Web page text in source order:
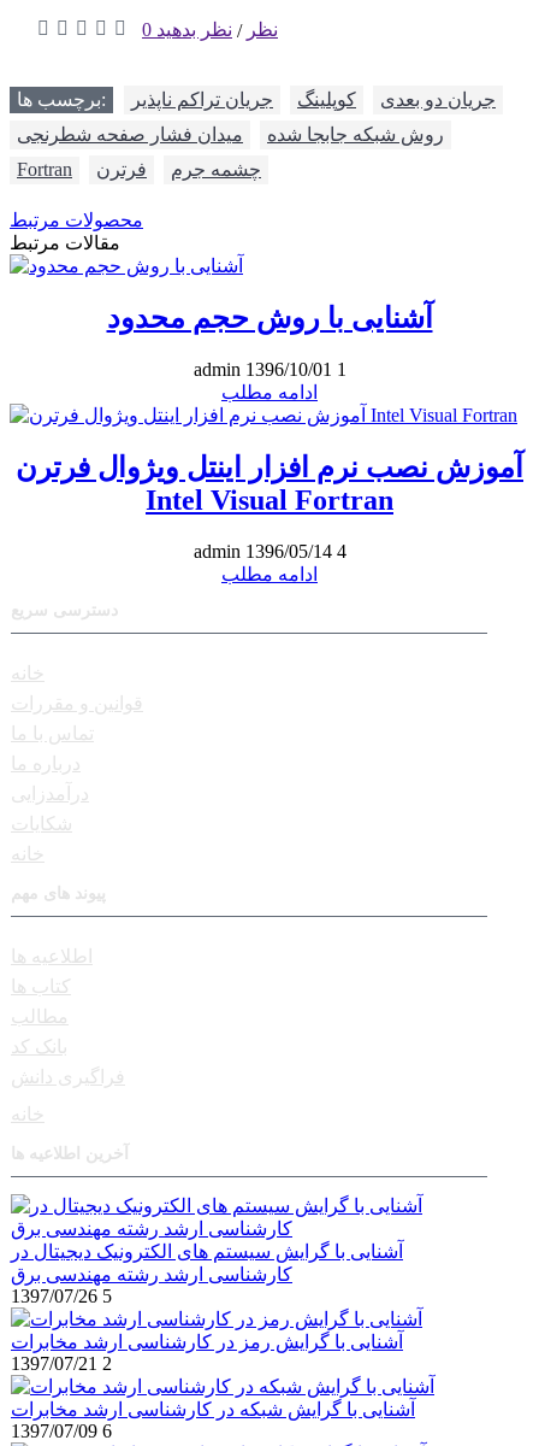
0 نظر / نظر بدهید
برچسب ها: جریان تراکم ناپذیر کوپلینگ جریان دو بعدی
میدان فشار صفحه شطرنجی
روش شبکه جابجا شده
Fortran
فرترن چشمه جرم
محصولات مرتبط
مقالات مرتبط
آشنایی با روش حجم محدود
admin 1396/10/01 1
ادامه مطلب
آموزش نصب نرم افزار اینتل ویژوال فرترن
Intel Visual Fortran
admin 1396/05/14 4
ادامه مطلب
دسترسی سریع
خانه
قوانین و مقررات
تماس با ما
درباره ما
درآمدزایی
شکایات
خانه
پیوند های مهم
اطلاعیه ها
کتاب ها
مطالب
بانک کد
فراگیری دانش
خانه
آخرین اطلاعیه ها
آشنایی با گرایش سیستم های الکترونیک دیجیتال در
کارشناسی ارشد رشته مهندسی برق
1397/07/26 5
آشنایی با گرایش رمز در کارشناسی ارشد مخابرات
1397/07/21 2
آشنایی با گرایش شبکه در کارشناسی ارشد مخابرات
1397/07/09 6